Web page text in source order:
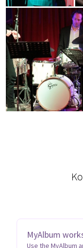
MyAlbum
Use the MyAlbum